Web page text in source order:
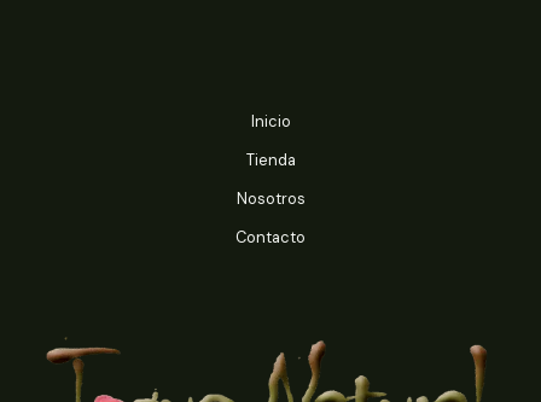
Inicio
Tienda
Nosotros
Contacto